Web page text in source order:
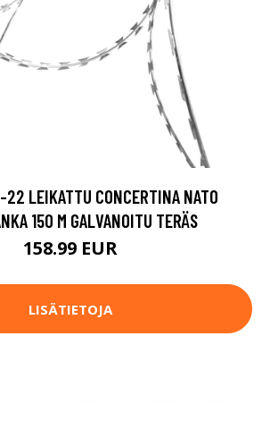
LEIKATTU CONCERTINA NATO
150 M GALVANOITU TERÄS
158.99 EUR
LISÄTIETOJA